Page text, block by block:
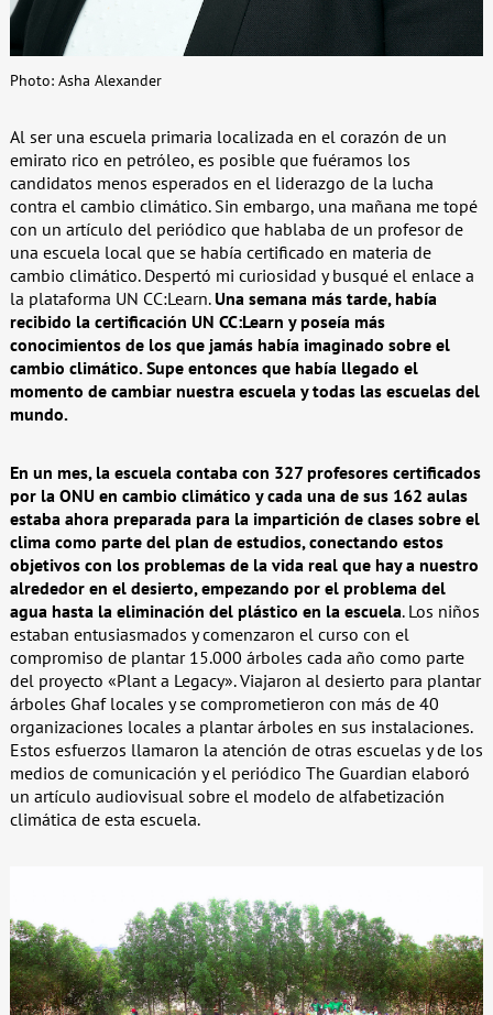
Photo: Asha Alexander
Al ser una escuela primaria localizada en el corazón de un
emirato rico en petróleo, es posible que fuéramos los
candidatos menos esperados en el liderazgo de la lucha
contra el cambio climático. Sin embargo, una mañana me topé
con un artículo del periódico que hablaba de un profesor de
una escuela local que se había certificado en materia de
cambio climático. Despertó mi curiosidad y busqué el enlace a
la plataforma UN CC:Learn.Una semana más tarde, había
recibido la certificación UN CC:Learn y poseía más
conocimientos de los que jamás había imaginado sobre el
cambio climático. Supe entonces que había llegado el
momento de cambiar nuestra escuela y todas las escuelas del
mundo.
En un mes, la escuela contaba con 327 profesores certificados
por la ONU en cambio climático y cada una de sus 162 aulas
estaba ahora preparada para la impartición de clases sobre el
clima como parte del plan de estudios, conectando estos
objetivos con los problemas de la vida real que hay a nuestro
alrededor en el desierto, empezando por el problema del
agua hasta la eliminación del plástico en la escuela. Los niños
estaban entusiasmados y comenzaron el curso con el
compromiso de plantar 15.000 árboles cada año como parte
del proyecto «Plant a Legacy». Viajaron al desierto para plantar
árboles Ghaf locales y se comprometieron con más de 40
organizaciones locales a plantar árboles en sus instalaciones.
Estos esfuerzos llamaron la atención de otras escuelas y de los
medios de comunicación y el periódico The Guardian elaboró
un artículo audiovisual sobre el modelo de alfabetización
climática de esta escuela.